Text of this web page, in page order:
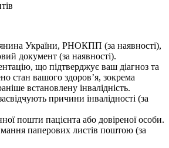
України, РНОКПП (за наявності),
документ (за наявності).
що підтверджує ваш діагноз та
стан вашого здоров’я, зокрема
встановлену інвалідність.
причини інвалідності (за
пошти пацієнта або довіреної особи.
паперових листів поштою (за